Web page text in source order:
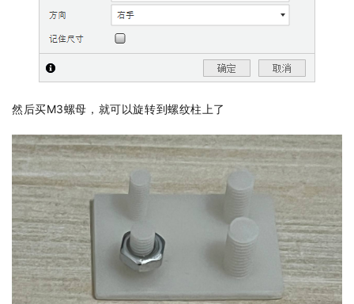
然后买M3螺母，就可以旋转到螺纹柱上了